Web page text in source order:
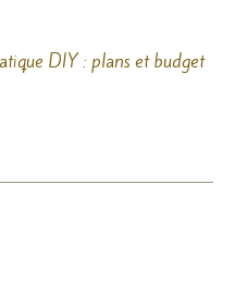
DIY : plans et budget